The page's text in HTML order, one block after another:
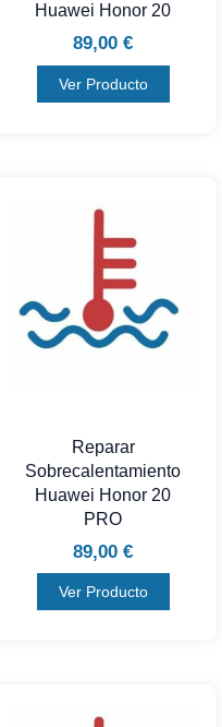
Huawei Honor 20
89,00 €
Ver Producto
Reparar
Sobrecalentamiento
Huawei Honor 20
PRO
89,00 €
Ver Producto